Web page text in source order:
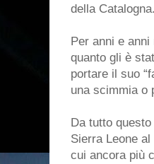
della
Per anni e
quanto gli è
portare il suo
una scimmia o
Da tutto
Sierra Leone
cui ancora più